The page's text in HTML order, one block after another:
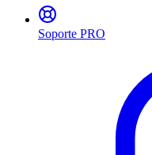
Soporte PRO